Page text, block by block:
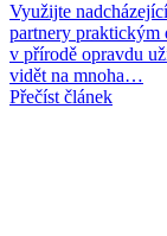
Využijte
partnery praktickým
v přírodě opravdu
vidět na mnoha…
Přečíst článek